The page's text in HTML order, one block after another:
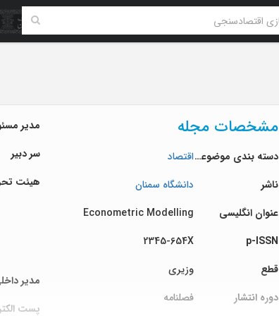
مشخصات مجله
دسته بندی موضوعیاقتصاد
ناشر
دانشگاه سمنان
عنوان انگلیسی
Econometric Modelling
p-ISSN
2345-654X
قطع
وزیری
دوره انتشار
فصلنامه
مدیر
سر دبیر
هیئت
مدیر
پست